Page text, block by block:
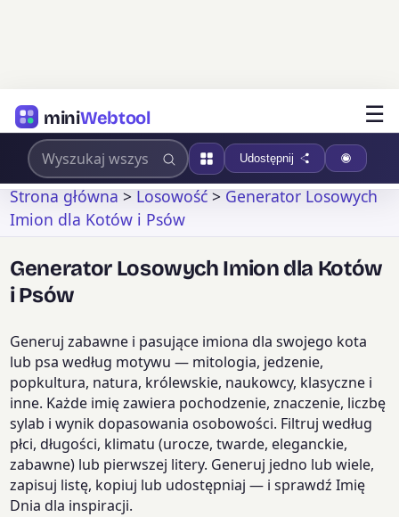
miniWebtool ☰
Udostępnij
Strona główna>Losowość>Generator Losowych
Imion dla Kotów i Psów
Generator Losowych Imion dla Kotów
i Psów
Generuj zabawne i pasujące imiona dla swojego kota
lub psa według motywu — mitologia, jedzenie,
popkultura, natura, królewskie, naukowcy, klasyczne i
inne. Każde imię zawiera pochodzenie, znaczenie, liczbę
sylab i wynik dopasowania osobowości. Filtruj według
płci, długości, klimatu (urocze, twarde, eleganckie,
zabawne) lub pierwszej litery. Generuj jedno lub wiele,
zapisuj listę, kopiuj lub udostępniaj — i sprawdź Imię
Dnia dla inspiracji.